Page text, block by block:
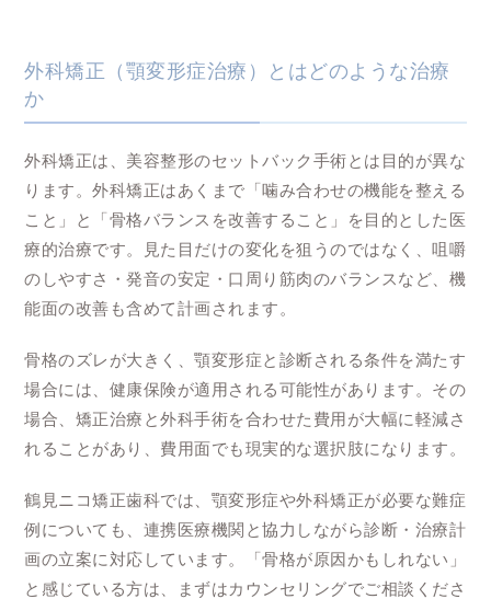
外科矯正（顎変形症治療）とはどのような治療
か
外科矯正は、美容整形のセットバック手術とは目的が異な
ります。外科矯正はあくまで「噛み合わせの機能を整える
こと」と「骨格バランスを改善すること」を目的とした医
療的治療です。見た目だけの変化を狙うのではなく、咀嚼
のしやすさ・発音の安定・口周り筋肉のバランスなど、機
能面の改善も含めて計画されます。
骨格のズレが大きく、顎変形症と診断される条件を満たす
場合には、健康保険が適用される可能性があります。その
場合、矯正治療と外科手術を合わせた費用が大幅に軽減さ
れることがあり、費用面でも現実的な選択肢になります。
鶴見ニコ矯正歯科では、顎変形症や外科矯正が必要な難症
例についても、連携医療機関と協力しながら診断・治療計
画の立案に対応しています。「骨格が原因かもしれない」
と感じている方は、まずはカウンセリングでご相談くださ